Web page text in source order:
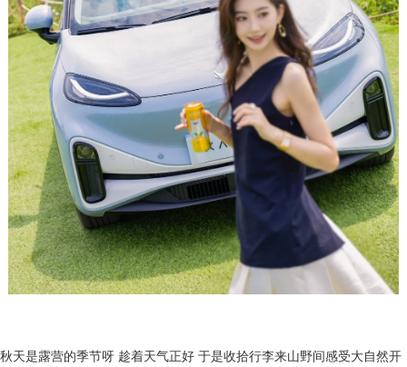
秋天是露营的季节呀 趁着天气正好 于是收拾行李来山野间感受大自然开